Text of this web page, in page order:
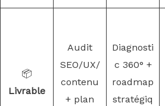
📦
Livrable
Audit
SEO/UX/
contenu
+ plan
Diagnosti
c 360° +
roadmap
stratégiq